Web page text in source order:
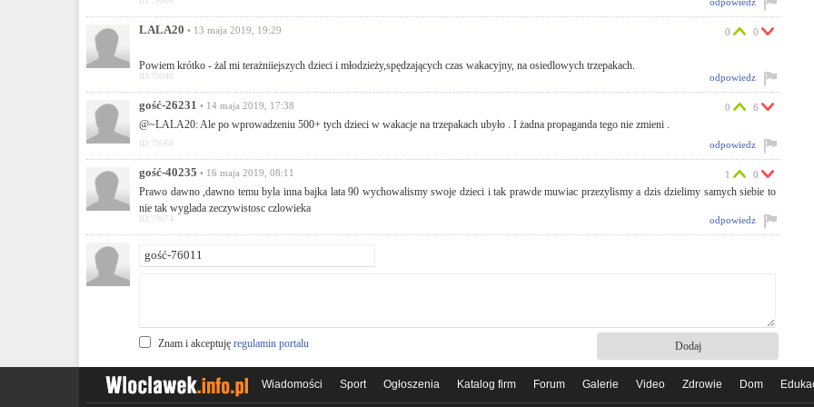
LALA20 • 13 maja 2019, 19:29
Powiem krótko - żal mi terażniiejszych dzieci i młodzieży,spędzających czas wakacyjny, na osiedlowych trzepakach.
0 0
odpowiedz
ID:79048
gość-26231 • 14 maja 2019, 17:38
@~LALA20: Ale po wprowadzeniu 500+ tych dzieci w wakacje na trzepakach ubyło . I żadna propaganda tego nie zmieni .
0 6
odpowiedz
ID:79064
gość-40235 • 16 maja 2019, 08:11
Prawo dawno ,dawno temu byla inna bajka lata 90 wychowalismy swoje dzieci i tak prawde muwiac przezylismy a dzis dzielimy samych siebie to
nie tak wyglada zeczywistosc czlowieka
1 0
odpowiedz
ID:79074
Znam i akceptuję regulamin portalu
Wiadomości Sport Ogłoszenia Katalog firm Forum Galerie Video Zdrowie Dom